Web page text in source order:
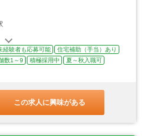
経験者も応募可能
住宅補助（手当）あり
数1～9 積極採用中
夏～秋入職可
この求人に興味がある